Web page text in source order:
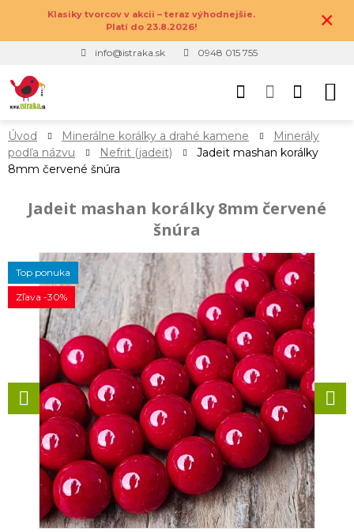
Klasiky tvorcov v akcii – teraz výhodnejšie.
Platí do 23.8.2026!
×
info@istraka.sk 0948 015 755
Úvod Minerálne korálky a drahé kamene
Minerály
podľa názvu
Nefrit (jadeit)
Jadeit mashan korálky
8mm červené šnúra
Jadeit mashan korálky 8mm červené
šnúra
Top ponuka
Zľava -30%